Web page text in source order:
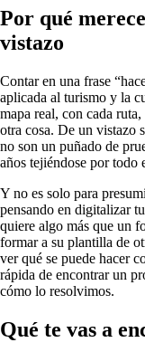
Por qué
vistazo
Contar en una frase
aplicada al turismo y la
mapa real, con cada
otra cosa. De un vistazo
no son un puñado de
años tejiéndose por todo
Y no es solo para
pensando en digitalizar
quiere algo más que un
formar a su plantilla de
ver qué se puede hacer
rápida de encontrar un
cómo lo resolvimos.
Qué te vas a